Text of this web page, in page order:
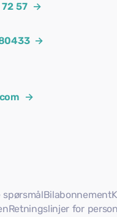
57 →
→
→
Bilabonnement
Retningslinjer for